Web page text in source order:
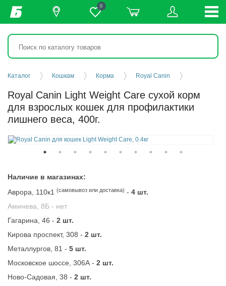
0
Каталог Кошкам Корма Royal Canin
Royal Canin Light Weight Care сухой корм
для взрослых кошек для профилактики
лишнего веса, 400г.
Наличие в магазинах:
Аврора, 110к1 (самовывоз или доставка) - 4 шт.
Аминева, 8Б - нет
Гагарина, 46 - 2 шт.
Кирова проспект, 308 - 2 шт.
Металлургов, 81 - 5 шт.
Московское шоссе, 306А - 2 шт.
Ново-Садовая, 38 - 2 шт.